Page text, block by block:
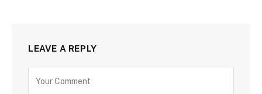
LEAVE A REPLY